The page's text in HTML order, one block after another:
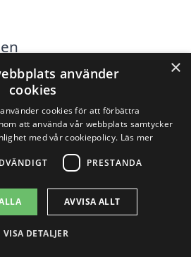
dina detaljer på xn--
kan du få
lokala företag som
snöröjning.
×
använder
cookies
cookies för att förbättra
att använda vår webbplats samtycker
med vår cookiepolicy. Läs mer
PRESTANDA
AVVISA ALLT
VISA DETALJER